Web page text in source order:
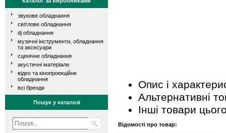
звукове обладнання
світлове обладнання
dj обладнання
музичні інструменти, обладнання
та аксесуари
сценічне обладнання
акустичні матеріали
відео та кінопроекційне
обладнання
всі бренди
Пошук у каталозі
Опис і
Альтернативні
Інші товари
Відомості про товар: